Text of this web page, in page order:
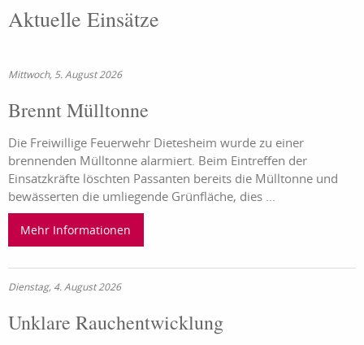
Aktuelle Einsätze
Mittwoch, 5. August 2026
Brennt Mülltonne
Die Freiwillige Feuerwehr Dietesheim wurde zu einer
brennenden Mülltonne alarmiert. Beim Eintreffen der
Einsatzkräfte löschten Passanten bereits die Mülltonne und
bewässerten die umliegende Grünfläche, dies ...
Mehr Informationen
Dienstag, 4. August 2026
Unklare Rauchentwicklung